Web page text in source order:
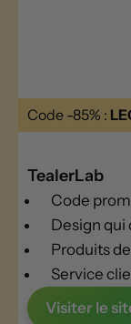
Code -85% :
TealerLab
Code
Design qui
Produits
Service
Visiter le